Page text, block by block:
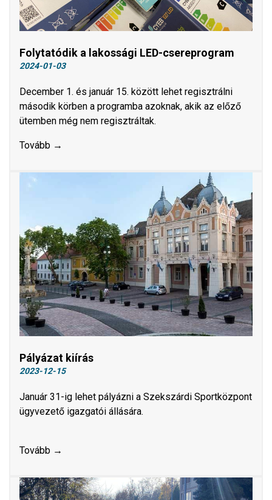
Folytatódik a lakossági LED-csereprogram
2024-01-03
December 1. és január 15. között lehet regisztrálni
második körben a programba azoknak, akik az előző
ütemben még nem regisztráltak.
Tovább →
Pályázat kiírás
2023-12-15
Január 31-ig lehet pályázni a Szekszárdi Sportközpont
ügyvezető igazgatói állására.
Tovább →